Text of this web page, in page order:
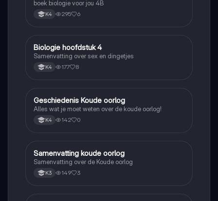
boek biologie voor jou 4B
K4 295 6
Biologie
Biologie hoofdstuk 4
Samenvatting over sex en dingetjes
K4 177 8
Geschiedenis
Geschiedenis Koude oorlog
Alles wat je moet weten over de koude oorlog!
K4 142 0
Geschiedenis
Samenvatting koude oorlog
Samenvatting over de Koude oorlog
K3 149 3